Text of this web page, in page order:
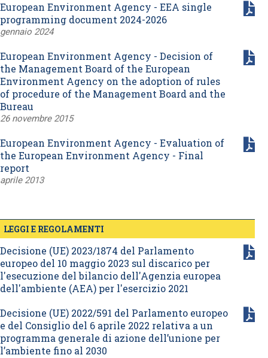
European Environment Agency - EEA single
programming document 2024-2026
gennaio 2024
European Environment Agency - Decision of
the Management Board of the European
Environment Agency on the adoption of rules
of procedure of the Management Board and the
Bureau
26 novembre 2015
European Environment Agency - Evaluation of
the European Environment Agency - Final
report
aprile 2013
LEGGI E REGOLAMENTI
Decisione (UE) 2023/1874 del Parlamento
europeo del 10 maggio 2023 sul discarico per
l'esecuzione del bilancio dell'Agenzia europea
dell'ambiente (AEA) per l'esercizio 2021
Decisione (UE) 2022/591 del Parlamento europeo
e del Consiglio del 6 aprile 2022 relativa a un
programma generale di azione dell’unione per
l’ambiente fino al 2030